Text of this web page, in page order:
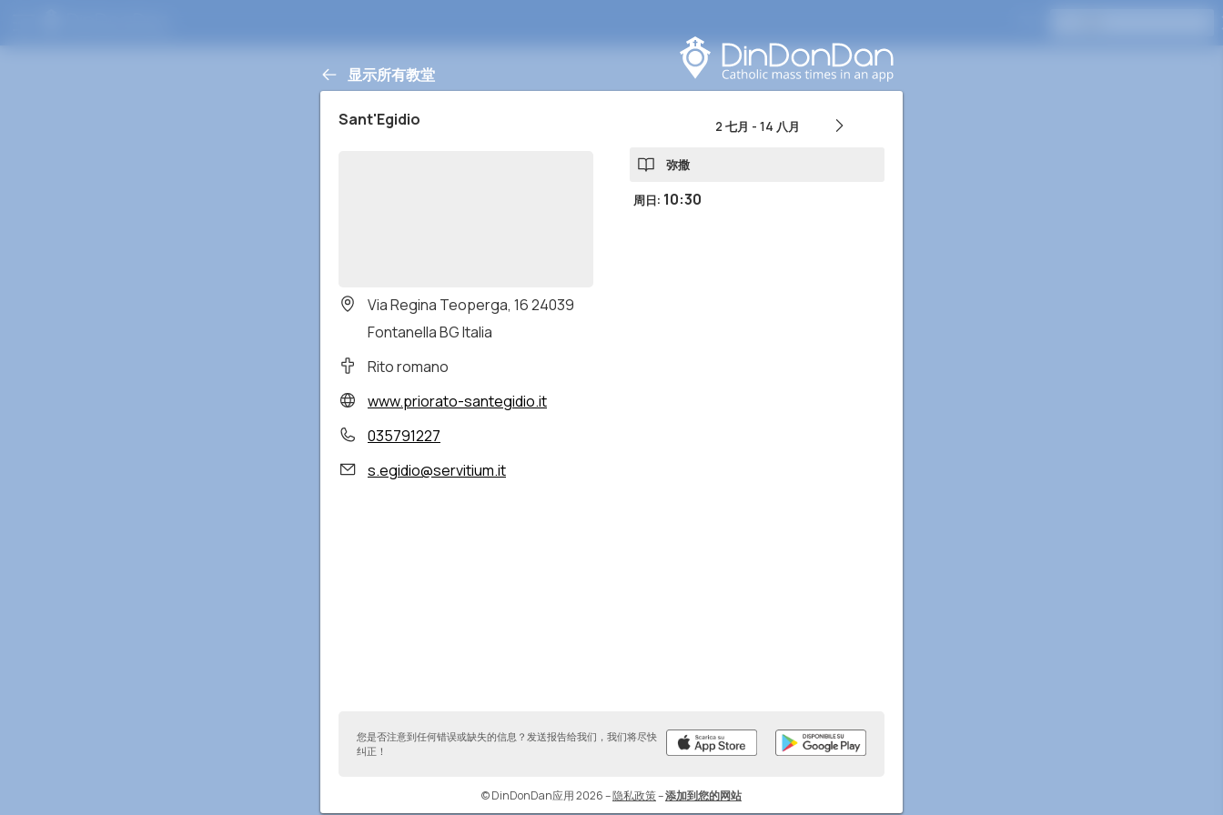
显示所有教堂
Sant'Egidio
Via Regina Teoperga, 16 24039
Fontanella BG Italia
Rito romano
www.priorato-santegidio.it
035791227
s.egidio@servitium.it
2 七月 - 14 八月
弥撒
周日: 10:30
您是否注意到任何错误或缺失的信息？发送报告给我们，我们将尽快
纠正！
© DinDonDan应用 2026–隐私政策–添加到您的网站